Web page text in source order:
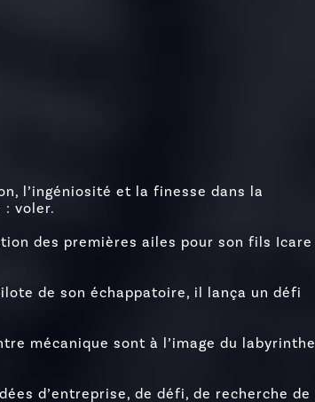
l’ingéniosité et la finesse dans la
: voler.
des premières ailes pour son fils Icare
de son échappatoire, il lança un défi
mécanique sont à l’image du labyrinthe
d’entreprise, de défi, de recherche de